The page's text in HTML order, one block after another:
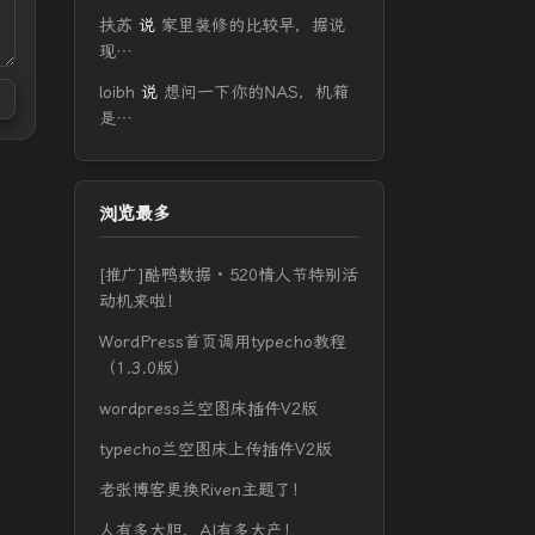
扶苏 说 家里装修的比较早，据说
现…
loibh 说 想问一下你的NAS，机箱
是…
浏览最多
[推广]酷鸭数据 · 520情人节特别活
动机来啦！
WordPress首页调用typecho教程
（1.3.0版）
wordpress兰空图床插件V2版
typecho兰空图床上传插件V2版
老张博客更换Riven主题了！
人有多大胆，AI有多大产！